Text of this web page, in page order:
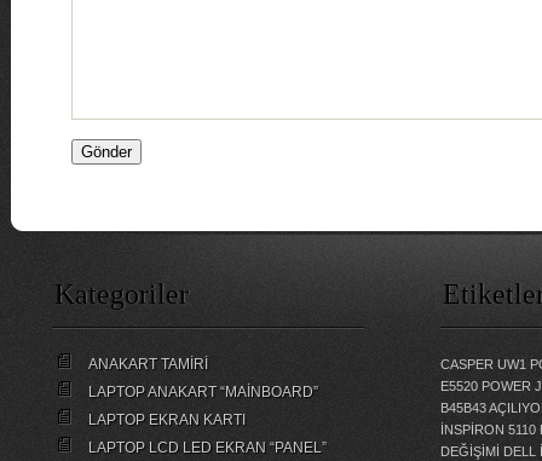
Kategoriler
ANAKART TAMİRİ
LAPTOP ANAKART “MAİNBOARD”
LAPTOP EKRAN KARTI
LAPTOP LCD LED EKRAN “PANEL”
CASPER UW1
E5520 POWER
B45B43
İNSPİRON
DEĞİŞİMİ
DELL